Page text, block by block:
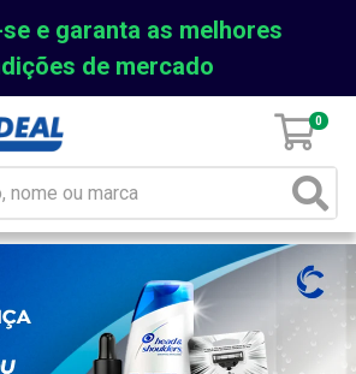
e garanta as melhores
de mercado
0